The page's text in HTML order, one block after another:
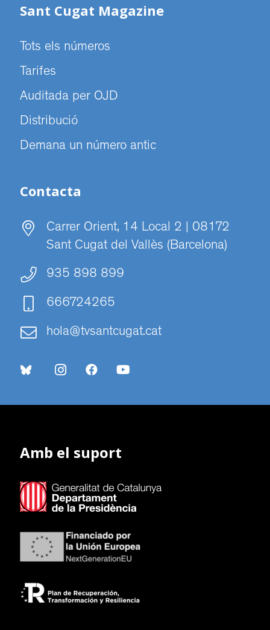
Sant Cugat Magazine
Tots els números
Tarifes
Auditada per OJD
Distribució
Demana un número antic
Contacta
Carrer Orient, 14 Local 2 | 08172
Sant Cugat del Vallès (Barcelona)
935 898 899
666724265
hola@tvsantcugat.cat
Amb el suport